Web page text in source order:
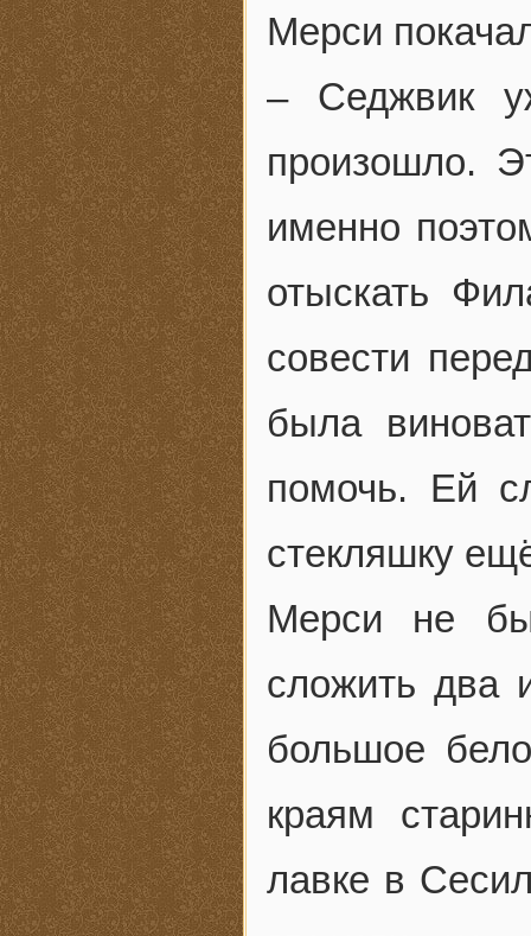
Мерси
– Седжвик
произошло.
именно
отыскать
совести
была
помочь. Ей
стекляшку
Мерси не
сложить два
большое
краям
лавке в